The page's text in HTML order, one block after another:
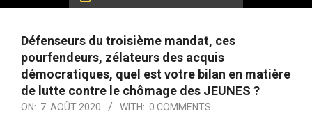
Défenseurs du troisième mandat, ces
pourfendeurs, zélateurs des acquis
démocratiques, quel est votre bilan en matière
de lutte contre le chômage des JEUNES ?
ON: 7. AOÛT 2020 WITH: 0 COMMENTS